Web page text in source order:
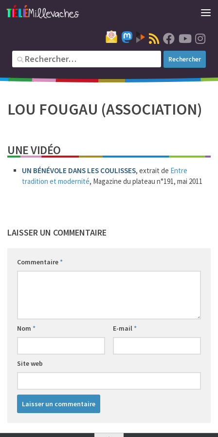
LOU FOUGAU (ASSOCIATION)
UNE VIDÉO
UN BÉNÉVOLE DANS LES COULISSES, extrait de Entre
tradition et modernité, Magazine du plateau n°191, mai 2011
LAISSER UN COMMENTAIRE
Commentaire*
Nom * E-mail*
Site web